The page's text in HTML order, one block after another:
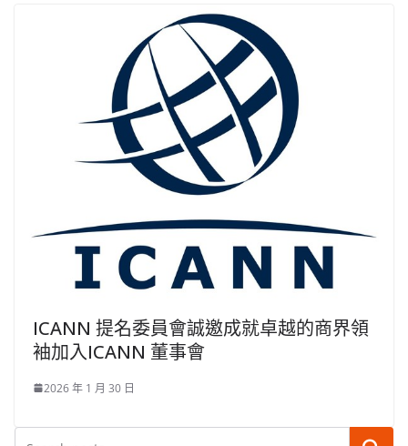
ICANN 提名委員會誠邀成就卓越的商界領
袖加入ICANN 董事會
2026 年 1 月 30 日